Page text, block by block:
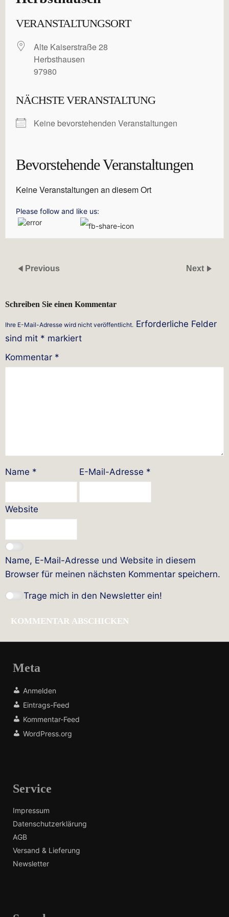
VERANSTALTUNGSORT
Alte Kaiserstraße 28
Herbsthausen
97980
NÄCHSTE VERANSTALTUNG
Keine bevorstehenden Veranstaltungen
Bevorstehende Veranstaltungen
Keine Veranstaltungen an diesem Ort
Please follow and like us:
Previous Next
Schreiben Sie einen Kommentar
Ihre E-Mail-Adresse wird nicht veröffentlicht. Erforderliche Felder
sind mit * markiert
Kommentar *
Name * E-Mail-Adresse *
Website
Name, E-Mail-Adresse und Website in diesem
Browser für meinen nächsten Kommentar speichern.
Trage mich in den Newsletter ein!
Meta
Anmelden
Eintrags-Feed
Kommentar-Feed
WordPress.org
Service
Impressum
Datenschutzerklärung
AGB
Versand & Lieferung
Newsletter